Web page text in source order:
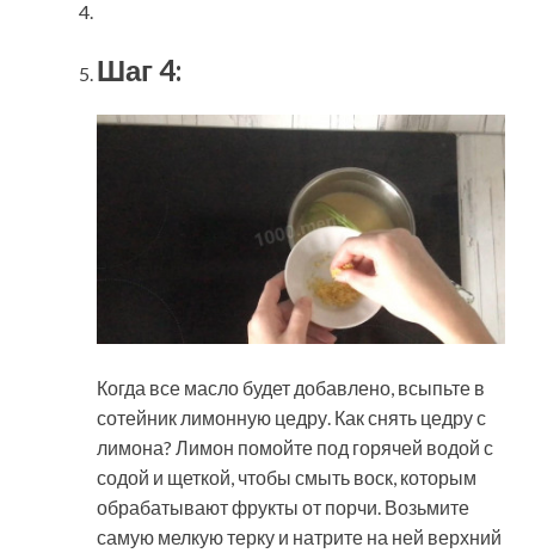
Шаг 4:
Когда все масло будет добавлено, всыпьте в
сотейник лимонную цедру. Как снять цедру с
лимона? Лимон помойте под горячей водой с
содой и щеткой, чтобы смыть воск, которым
обрабатывают фрукты от порчи. Возьмите
самую мелкую терку и натрите на ней верхний